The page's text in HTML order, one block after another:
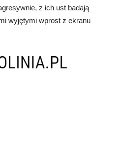
z ich ust badają
wyjętymi wprost z ekranu